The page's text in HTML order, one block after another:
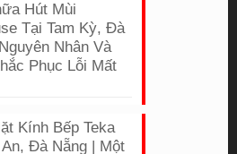
Hút Mùi
Tại Tam Kỳ, Đà
Nhân Và
Phục Lỗi Mất
Kính Bếp Teka
Đà Nẵng | Một